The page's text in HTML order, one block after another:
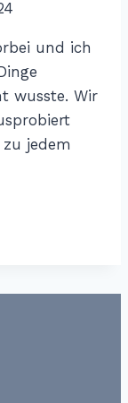
und ich
wusste. Wir
jedem